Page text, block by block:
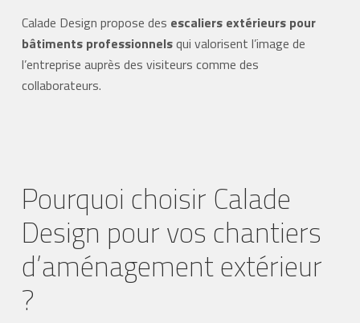
Calade Design propose des escaliers extérieurs pour
bâtiments professionnelsqui valorisent l’image de
l’entreprise auprès des visiteurs comme des
collaborateurs.
Pourquoi choisir Calade
Design pour vos chantiers
d’aménagement extérieur
?